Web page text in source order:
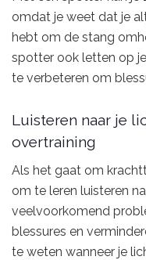
omdat je weet dat je
hebt om de stang
spotter ook letten op
te verbeteren om
Luisteren naar je
overtraining
Als het gaat om
om te leren luisteren
veelvoorkomend
blessures en
te weten wanneer je